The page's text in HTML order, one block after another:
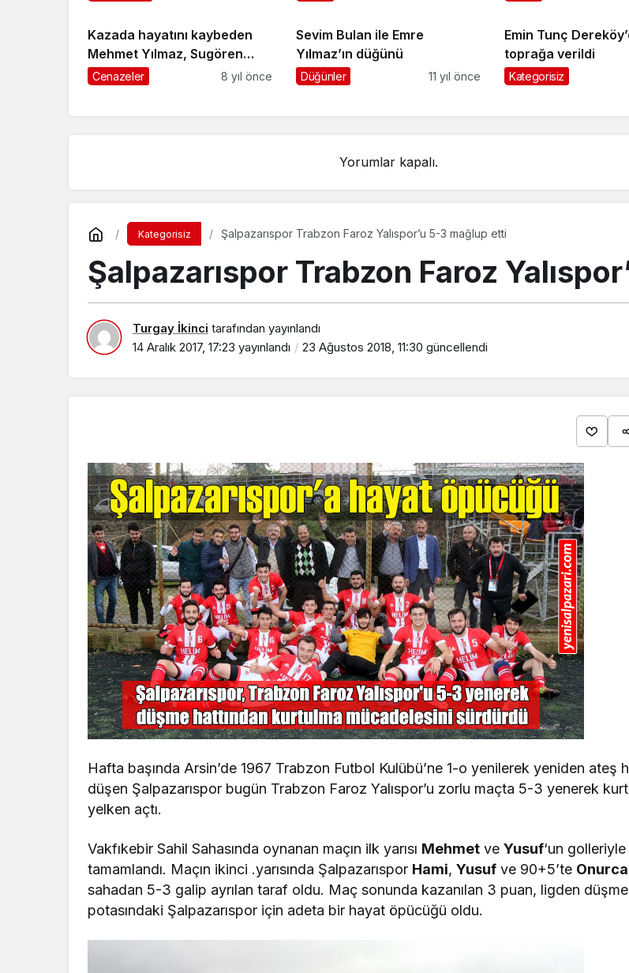
Kazada hayatını kaybeden
Mehmet Yılmaz, Sugören
Mahallesi’nde gözyaşlarıyla
Cenazeler 8 yıl önce
Sevim Bulan ile Emre
Yılmaz’ın düğünü
Düğünler 11 yıl önce
Emin Tunç
toprağa verildi
Kategorisiz
Yorumlar kapalı.
Kategorisiz Şalpazarıspor Trabzon Faroz Yalıspor’u 5-3 mağlup etti
Şalpazarıspor Trabzon Faroz
Turgay İkinci tarafından yayınlandı
14 Aralık 2017, 17:23 yayınlandı 23 Ağustos 2018, 11:30 güncellendi
Hafta başında Arsin’de 1967 Trabzon Futbol Kulübü’ne 1-o yenilerek yeniden ateş
düşen Şalpazarıspor bugün Trabzon Faroz Yalıspor’u zorlu maçta 5-3 yenerek
yelken açtı.
Vakfıkebir Sahil Sahasında oynanan maçın ilk yarısı Mehmet veYusuf‘un
tamamlandı. Maçın ikinci .yarısında Şalpazarıspor Hami,Yusuf ve 90+5’te
sahadan 5-3 galip ayrılan taraf oldu. Maç sonunda kazanılan 3 puan, ligden düşme
potasındaki Şalpazarıspor için adeta bir hayat öpücüğü oldu.